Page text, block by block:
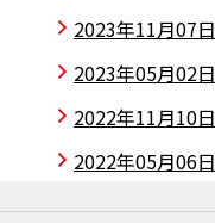
2023年11月07日
2023年05月02日
2022年11月10日
2022年05月06日